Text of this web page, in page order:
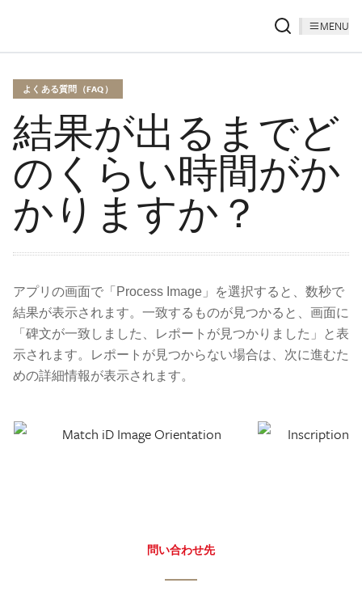
MENU
よくある質問（FAQ）
結果が出るまでど
のくらい時間がか
かりますか？
アプリの画面で「Process Image」を選択すると、数秒で
結果が表示されます。一致するものが見つかると、画面に
「碑文が一致しました、レポートが見つかりました」と表
示されます。レポートが見つからない場合は、次に進むた
めの詳細情報が表示されます。
問い合わせ先